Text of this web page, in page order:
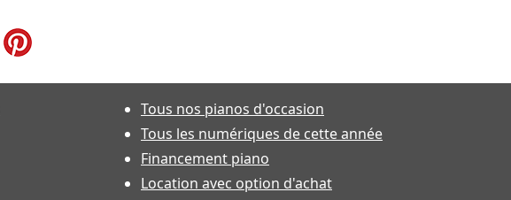
Tous nos pianos d'occasion
Tous les numériques de cette année
Financement piano
Location avec option d'achat